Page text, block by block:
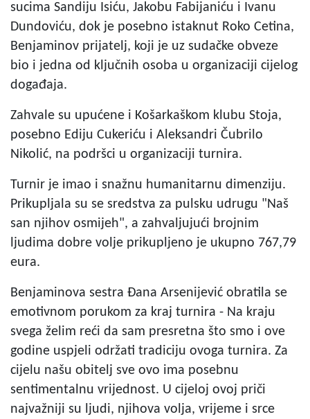
sucima Sandiju Isiću, Jakobu Fabijaniću i Ivanu
Dundoviću, dok je posebno istaknut Roko Cetina,
Benjaminov prijatelj, koji je uz sudačke obveze
bio i jedna od ključnih osoba u organizaciji cijelog
događaja.
Zahvale su upućene i Košarkaškom klubu Stoja,
posebno Ediju Cukeriću i Aleksandri Čubrilo
Nikolić, na podršci u organizaciji turnira.
Turnir je imao i snažnu humanitarnu dimenziju.
Prikupljala su se sredstva za pulsku udrugu "Naš
san njihov osmijeh", a zahvaljujući brojnim
ljudima dobre volje prikupljeno je ukupno 767,79
eura.
Benjaminova sestra Đana Arsenijević obratila se
emotivnom porukom za kraj turnira - Na kraju
svega želim reći da sam presretna što smo i ove
godine uspjeli održati tradiciju ovoga turnira. Za
cijelu našu obitelj sve ovo ima posebnu
sentimentalnu vrijednost. U cijeloj ovoj priči
najvažniji su ljudi, njihova volja, vrijeme i srce